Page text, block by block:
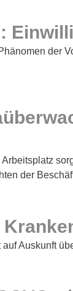
der
der
Auskunft